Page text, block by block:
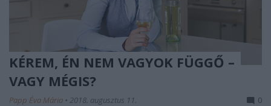
KÉREM, ÉN NEM VAGYOK FÜGGŐ –
VAGY MÉGIS?
Papp Éva Mária • 2018. augusztus 11. 0